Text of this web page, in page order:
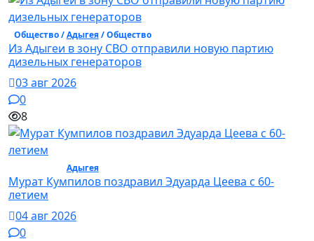
Общество /Адыгея/ Общество
Из Адыгеи в зону СВО отправили новую партию
дизельных генераторов
03 авг 2026
0
8
Адыгея/ Общество
Мурат Кумпилов поздравил Эдуарда Цеева с 60-
летием
04 авг 2026
0